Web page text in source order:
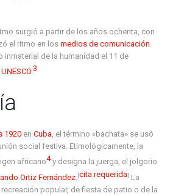
surgió a partir de los años ochenta, con
el ritmo en losmedios de comunicación
inmaterial de la humanidad el 11 de
UNESCO.3
1920 enCuba, el término «bachata» se usó
social festiva. Etimológicamente, la
africano4​ y designa la juerga, el jolgorio
Ortiz Fernández [cita requerida] La
popular, de fiesta de patio o de la